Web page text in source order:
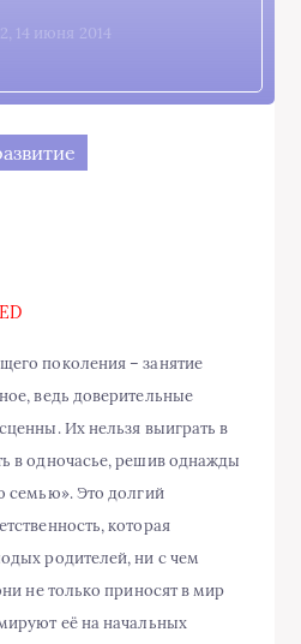
14 июня 2014
поколения – занятие
ведь доверительные
Их нельзя выиграть в
в одночасье, решив однажды
семью». Это долгий
которая
родителей, ни с чем
не только приносят в мир
её на начальных